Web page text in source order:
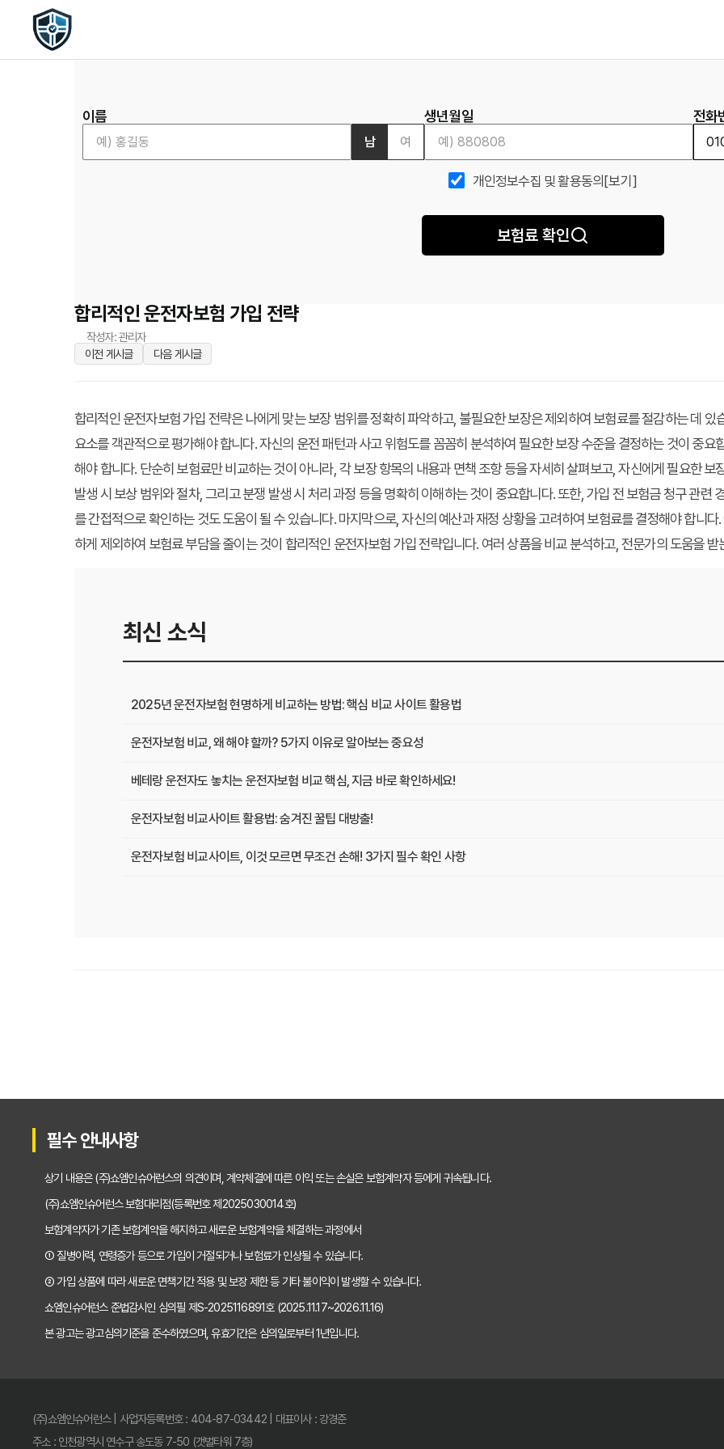
이름
남 여
생년월일 전화
개인정보수집 및 활용동의 [보기]
보험료 확인
합리적인 운전자보험 가입 전략
작성자: 관리자
이전 게시글
다음 게시글
합리적인 운전자보험 가입 전략은 나에게 맞는 보장 범위를 정확히 파악하고, 불필요한 보장은 제외하여 보험료를 절감하는 데
요소를 객관적으로 평가해야 합니다. 자신의 운전 패턴과 사고 위험도를 꼼꼼히 분석하여 필요한 보장 수준을 결정하는 것이 중
해야 합니다. 단순히 보험료만 비교하는 것이 아니라, 각 보장 항목의 내용과 면책 조항 등을 자세히 살펴보고, 자신에게 필요한
발생 시 보상 범위와 절차, 그리고 분쟁 발생 시 처리 과정 등을 명확히 이해하는 것이 중요합니다. 또한, 가입 전 보험금 청구 관련
를 간접적으로 확인하는 것도 도움이 될 수 있습니다. 마지막으로, 자신의 예산과 재정 상황을 고려하여 보험료를 결정해야 합니
하게 제외하여 보험료 부담을 줄이는 것이 합리적인 운전자보험 가입 전략입니다. 여러 상품을 비교 분석하고, 전문가의 도움을
최신 소식
2025년 운전자보험 현명하게 비교하는 방법: 핵심 비교 사이트 활용법
운전자보험 비교, 왜 해야 할까? 5가지 이유로 알아보는 중요성
베테랑 운전자도 놓치는 운전자보험 비교 핵심, 지금 바로 확인하세요!
운전자보험 비교사이트 활용법: 숨겨진 꿀팁 대방출!
운전자보험 비교사이트, 이것 모르면 무조건 손해! 3가지 필수 확인 사항
"나만 몰랐네?" 운전자보험 비교사이트 선택, 이것만 알면 보험료 절반으로!
"교통사고, 이제 두렵지 않아!" 운전자보험 비교, 내 상황에 맞는 최적의 플랜 찾기
2025년, 운전자보험 비교사이트 똑똑하게 활용하는 5가지 방법
운전자보험 비교사이트 선택 전 반드시 알아야 할 핵심 정보 5가지
운전자보험 비교사이트 파헤치기: 후회 없는 선택을 위한 완벽 가이드
필수 안내사항
상기 내용은 (주)쇼엠인슈어런스의 의견이며, 계약체결에 따른 이익 또는 손실은 보험계약자 등에게 귀속됩니다.
(주)쇼엠인슈어런스 보험대리점(등록번호 제2025030014호)
보험계약자가 기존 보험계약을 해지하고 새로운 보험계약을 체결하는 과정에서
① 질병이력, 연령증가 등으로 가입이 거절되거나 보험료가 인상될 수 있습니다.
② 가입 상품에 따라 새로운 면책기간 적용 및 보장 제한 등 기타 불이익이 발생할 수 있습니다.
쇼엠인슈어런스 준법감시인 심의필 제S-2025116891호 (2025.11.17~2026.11.16)
본 광고는 광고심의기준을 준수하였으며, 유효기간은 심의일로부터 1년입니다.
(주)쇼엠인슈어런스 | 사업자등록번호 : 404-87-03442 | 대표이사 : 강경준
주소 : 인천광역시 연수구 송도동 7-50 (갯벌타워 7층)